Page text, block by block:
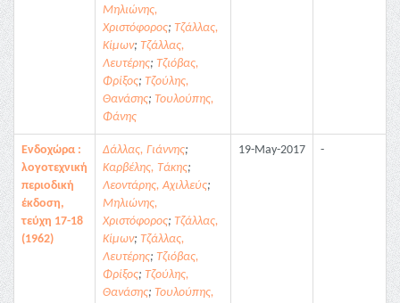
Μηλιώνης,
Χριστόφορος; Τζάλλας,
Κίμων; Τζάλλας,
Λευτέρης; Τζιόβας,
Φρίξος; Τζούλης,
Θανάσης; Τουλούπης,
Φάνης
Ενδοχώρα :
λογοτεχνική
περιοδική
έκδοση,
τεύχη 17-18
(1962)
Δάλλας, Γιάννης;
Καρβέλης, Τάκης;
Λεοντάρης, Αχιλλεύς;
Μηλιώνης,
Χριστόφορος; Τζάλλας,
Κίμων; Τζάλλας,
Λευτέρης; Τζιόβας,
Φρίξος; Τζούλης,
Θανάσης; Τουλούπης,
19-May-2017 -